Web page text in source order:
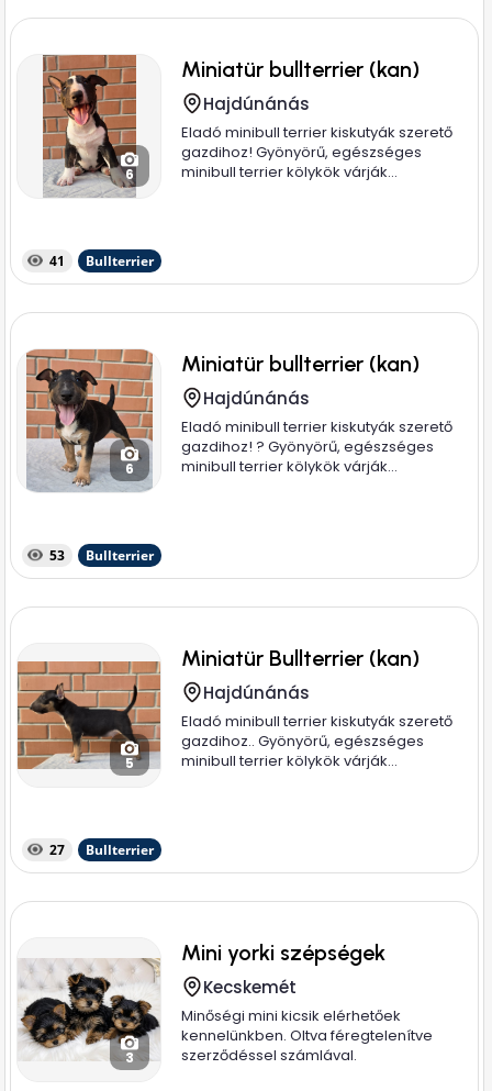
6
Miniatür bullterrier (kan)
Hajdúnánás
Eladó minibull terrier kiskutyák szerető
gazdihoz! Gyönyörű, egészséges
minibull terrier kölykök várják...
41 Bullterrier
6
Miniatür bullterrier (kan)
Hajdúnánás
Eladó minibull terrier kiskutyák szerető
gazdihoz! ? Gyönyörű, egészséges
minibull terrier kölykök várják...
53 Bullterrier
5
Miniatür Bullterrier (kan)
Hajdúnánás
Eladó minibull terrier kiskutyák szerető
gazdihoz.. Gyönyörű, egészséges
minibull terrier kölykök várják...
27 Bullterrier
3
Mini yorki szépségek
Kecskemét
Minőségi mini kicsik elérhetőek
kennelünkben. Oltva féregtelenítve
szerződéssel számlával.